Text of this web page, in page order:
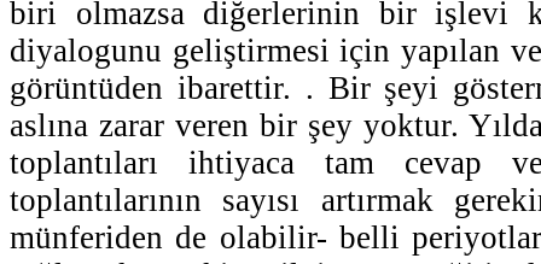
biri olmazsa diğerlerinin bir işlevi
diyalogunu geliştirmesi için yapılan
görüntüden ibarettir. . Bir şeyi
aslına zarar veren bir şey yoktur.
toplantıları ihtiyaca tam cevap
toplantılarının sayısı artırmak
münferiden de olabilir- belli